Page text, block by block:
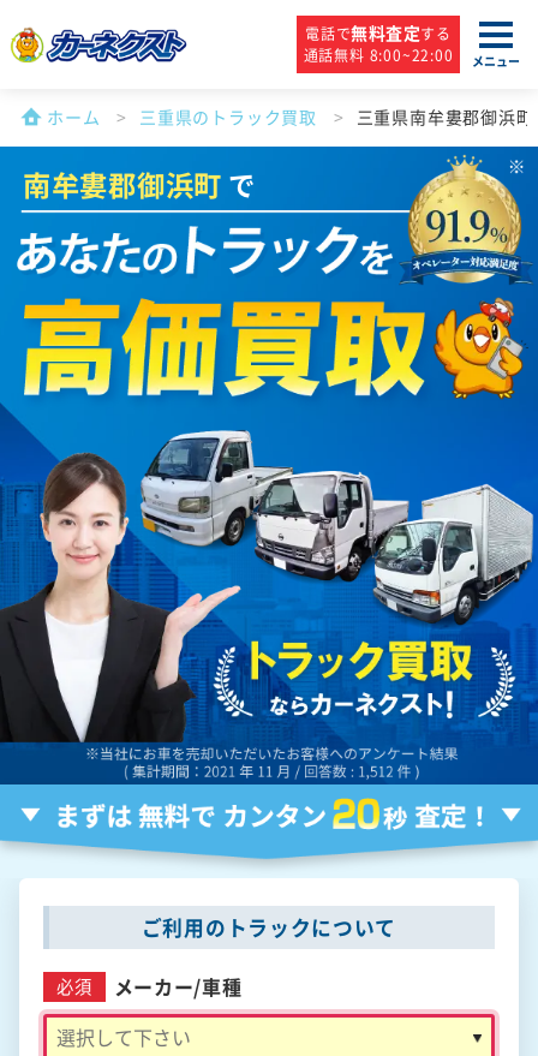
電話で無料査定する
通話無料 8:00~22:00
メニュー
ホーム 三重県のトラック買取 三重県南牟婁郡御浜
南牟婁郡御浜町 で
ご利用のトラックについて
必須 メーカー/車種